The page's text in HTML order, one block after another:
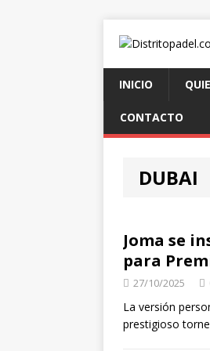
INICIO
CONTACTO
DUBAI
Joma se
para
27/10/2025
La versión
prestigioso